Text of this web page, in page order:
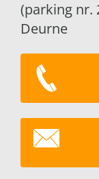
(parking nr.
Deurne